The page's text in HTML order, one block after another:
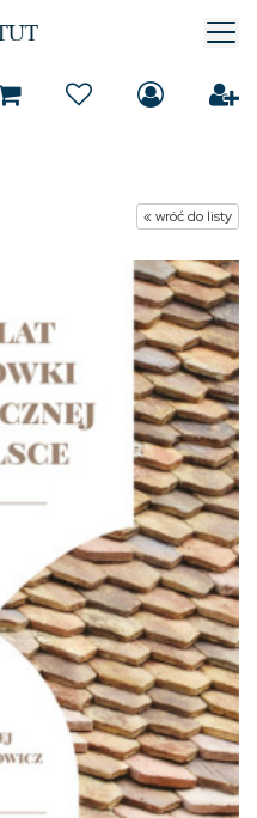
« wróć do listy